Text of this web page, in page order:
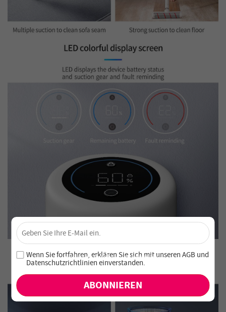
Sichere dir 4 % Rabatt – Jetzt abonnieren!
Melde dich für unseren Newsletter an und verpasse keine
exklusiven Angebote und Neuheiten!
×
Wenn Sie fortfahren, erklären Sie sich mit unserenAGBund
Datenschutzrichtlinien einverstanden.